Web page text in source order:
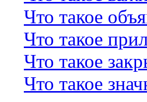
Что такое
Что такое
Что такое
Что такое